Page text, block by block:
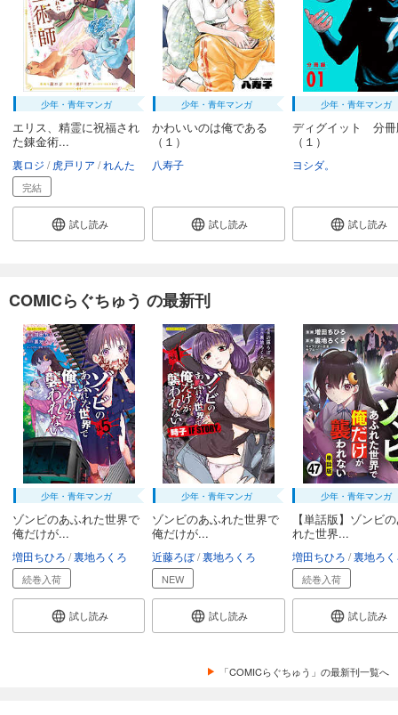
少年・青年マンガ
エリス、精霊に祝福され
た錬金術...
裏ロジ 虎戸リア れんた
完結
試し読み
少年・青年マンガ
かわいいのは俺である
（１）
八寿子
試し読み
少年・青年マンガ
ディグイット 分冊
（１）
ヨシダ。
試し読み
COMICらぐちゅう の最新刊
少年・青年マンガ
ゾンビのあふれた世界で
俺だけが...
増田ちひろ 裏地ろくろ
続巻入荷
試し読み
少年・青年マンガ
ゾンビのあふれた世界で
俺だけが...
近藤ろぼ 裏地ろくろ
NEW
試し読み
少年・青年マンガ
【単話版】ゾンビ
れた世界...
増田ちひろ 裏地ろ
続巻入荷
試し読み
「COMICらぐちゅう」の最新刊一覧へ